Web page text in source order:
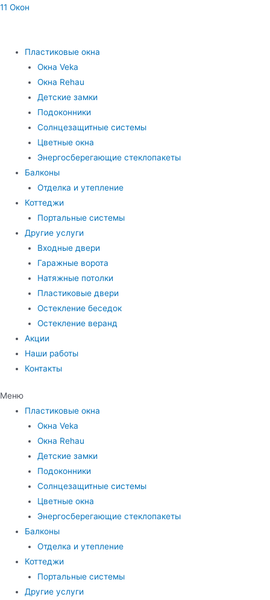
11 Окон
Пластиковые окна
Окна Veka
Окна Rehau
Детские замки
Подоконники
Солнцезащитные системы
Цветные окна
Энергосберегающие стеклопакеты
Балконы
Отделка и утепление
Коттеджи
Портальные системы
Другие услуги
Входные двери
Гаражные ворота
Натяжные потолки
Пластиковые двери
Остекление беседок
Остекление веранд
Акции
Наши работы
Контакты
Меню
Пластиковые окна
Окна Veka
Окна Rehau
Детские замки
Подоконники
Солнцезащитные системы
Цветные окна
Энергосберегающие стеклопакеты
Балконы
Отделка и утепление
Коттеджи
Портальные системы
Другие услуги